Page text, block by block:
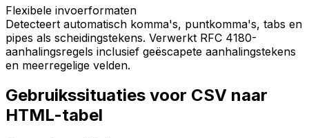
Flexibele invoerformaten
Detecteert automatisch komma's, puntkomma's, tabs en
pipes als scheidingstekens. Verwerkt RFC 4180-
aanhalingsregels inclusief geëscapete aanhalingstekens
en meerregelige velden.
Gebruikssituaties voor CSV naar
HTML-tabel